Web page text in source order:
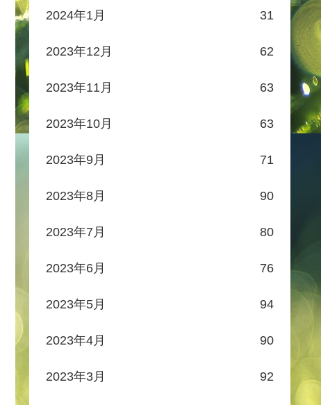
2024年1月 31
2023年12月 62
2023年11月 63
2023年10月 63
2023年9月 71
2023年8月 90
2023年7月 80
2023年6月 76
2023年5月 94
2023年4月 90
2023年3月 92